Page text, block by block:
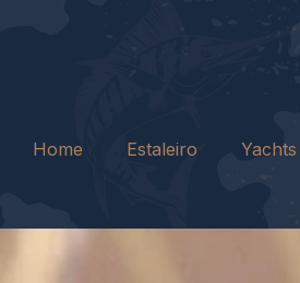
Home Estaleiro Yachts